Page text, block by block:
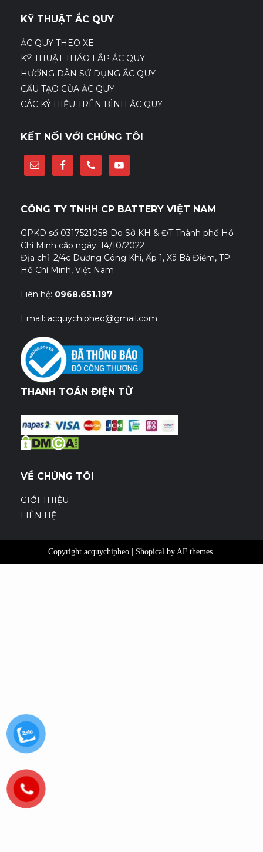
KỸ THUẬT ẮC QUY
ẮC QUY THEO XE
KỸ THUẬT THÁO LẮP ẮC QUY
HƯỚNG DẪN SỬ DỤNG ẮC QUY
CẤU TẠO CỦA ẮC QUY
CÁC KÝ HIỆU TRÊN BÌNH ẮC QUY
KẾT NỐI VỚI CHÚNG TÔI
CÔNG TY TNHH CP BATTERY VIỆT NAM
GPKD số 0317521058 Do Sở KH & ĐT Thành phố Hồ
Chí Minh cấp ngày: 14/10/2022
Địa chỉ: 2/4c Dương Công Khi, Ấp 1, Xã Bà Điểm, TP
Hồ Chí Minh, Việt Nam
Liên hệ: 0968.651.197
Email: acquychipheo@gmail.com
THANH TOÁN ĐIỆN TỬ
VỀ CHÚNG TÔI
GIỚI THIỆU
LIÊN HỆ
Copyright acquychipheo | Shopical by AF themes.